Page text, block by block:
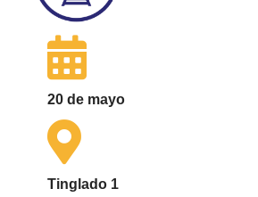
20 de mayo
Tinglado 1